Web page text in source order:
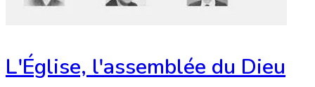
L'Église, l'assemblée du Dieu